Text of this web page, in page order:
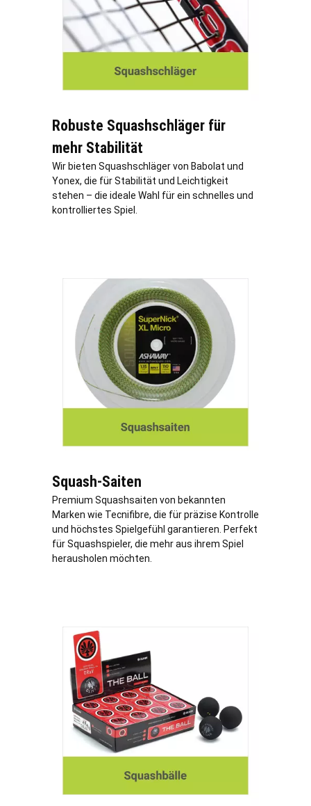
Robuste Squashschläger für
mehr Stabilität
Wir bieten Squashschläger von Babolat und
Yonex, die für Stabilität und Leichtigkeit
stehen – die ideale Wahl für ein schnelles und
kontrolliertes Spiel.
Squash-Saiten
Premium Squashsaiten von bekannten
Marken wie Tecnifibre, die für präzise Kontrolle
und höchstes Spielgefühl garantieren. Perfekt
für Squashspieler, die mehr aus ihrem Spiel
herausholen möchten.